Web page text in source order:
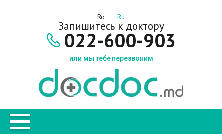
Ro Ru
Запишитесь к доктору
022-600-903
или мы тебе перезвоним